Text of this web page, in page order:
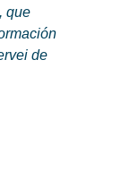
que
de